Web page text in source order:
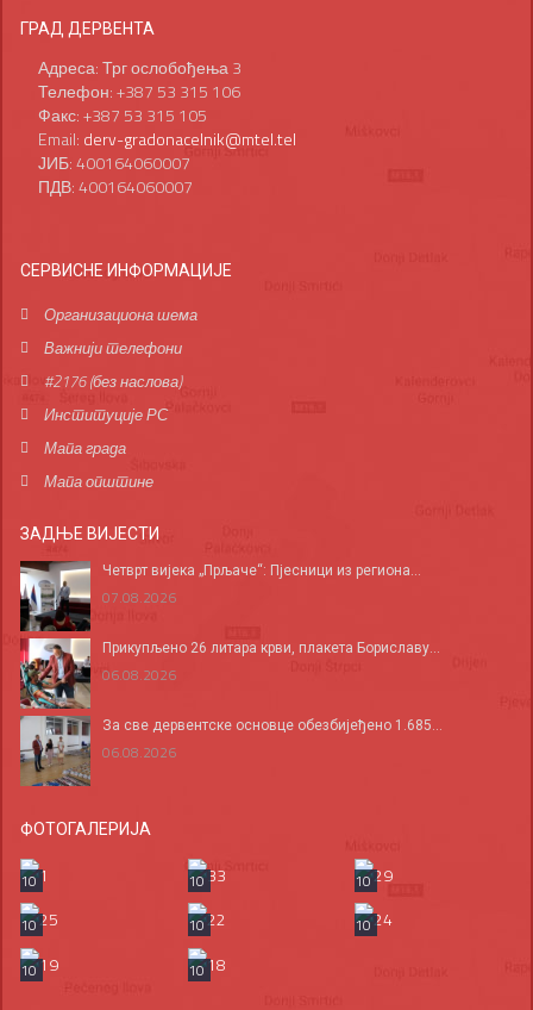
ГРАД ДЕРВЕНТА
Адреса: Трг ослобођења 3
Телефон: +387 53 315 106
Факс: +387 53 315 105
Email: derv-gradonacelnik@mtel.tel
ЈИБ: 400164060007
ПДВ: 400164060007
СЕРВИСНЕ ИНФОРМАЦИЈЕ
Организациона шема
Важнији телефони
#2176 (без наслова)
Институције РС
Мапа града
Мапа општине
ЗАДЊЕ ВИЈЕСТИ
Четврт вијека „Прљаче“: Пјесници из региона...
07.08.2026
Прикупљено 26 литара крви, плакета Бориславу...
06.08.2026
За све дервентске основце обезбијеђено 1.685...
06.08.2026
ФОТОГАЛЕРИЈА
10 10
10
10
10
10
10
10